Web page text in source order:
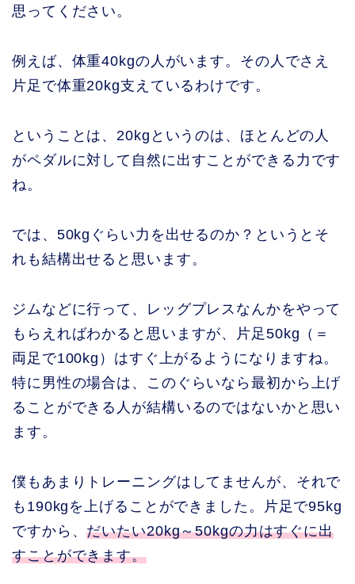
思ってください。
例えば、体重40kgの人がいます。その人でさえ
片足で体重20kg支えているわけです。
ということは、20kgというのは、ほとんどの人
がペダルに対して自然に出すことができる力です
ね。
では、50kgぐらい力を出せるのか？というとそ
れも結構出せると思います。
ジムなどに行って、レッグプレスなんかをやって
もらえればわかると思いますが、片足50kg（＝
両足で100kg）はすぐ上がるようになりますね。
特に男性の場合は、このぐらいなら最初から上げ
ることができる人が結構いるのではないかと思い
ます。
僕もあまりトレーニングはしてませんが、それで
も190kgを上げることができました。片足で95kg
ですから、だいたい20kg～50kgの力はすぐに出
すことができます。